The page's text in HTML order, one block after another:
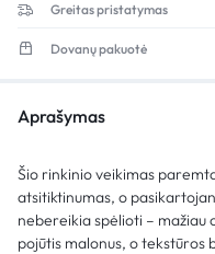
Greitas pristatymas
Dovanų pakuotė
Aprašymas
Šio rinkinio veikimas
atsitiktinumas, o
nebereikia spėlioti – mažiau
pojūtis malonus, o